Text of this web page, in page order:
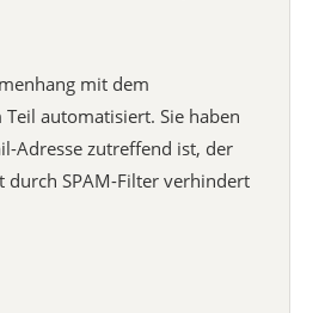
mit dem
automatisiert. Sie haben
Adresse zutreffend ist, der
durch SPAM-Filter verhindert